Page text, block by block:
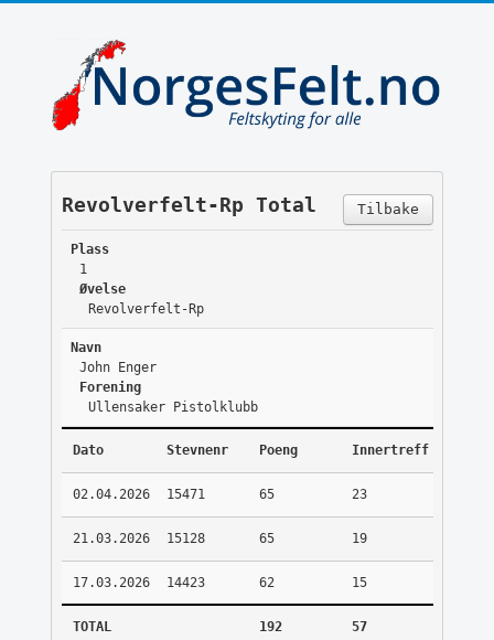
Tilbake
Revolverfelt-Rp Total
Plass
1
Øvelse
Revolverfelt-Rp
Navn
John Enger
Forening
Ullensaker Pistolklubb
Dato Stevnenr Poeng Innertreff
02.04.2026 15471 65 23
21.03.2026 15128 65 19
17.03.2026 14423 62 15
TOTAL 192 57